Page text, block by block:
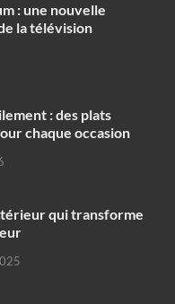
: une nouvelle
la télévision
: des plats
chaque occasion
qui transforme